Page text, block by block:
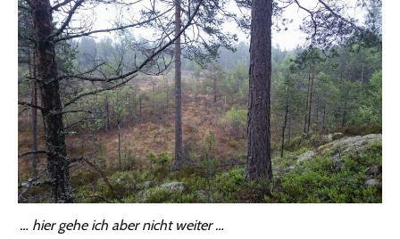
… hier gehe ich aber nicht weiter …